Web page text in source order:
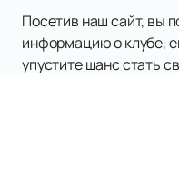
Посетив наш сайт, вы
информацию о клубе,
упустите шанс стать